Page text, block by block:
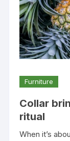
Furniture
Collar
ritual
When it’s